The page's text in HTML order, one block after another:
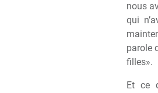
nous
qui
parole
filles».
Et ce